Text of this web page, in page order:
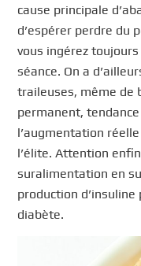
cause principale
d’espérer perdre du
vous ingérez
séance. On a
traileuses, même de
permanent,
l’augmentation
l’élite. Attention
suralimentation en
production
diabète.